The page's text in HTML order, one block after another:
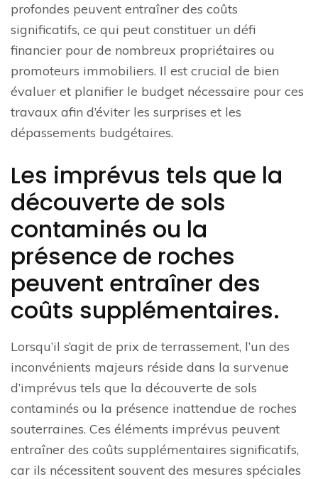
profondes peuvent entraîner des coûts
significatifs, ce qui peut constituer un défi
financier pour de nombreux propriétaires ou
promoteurs immobiliers. Il est crucial de bien
évaluer et planifier le budget nécessaire pour ces
travaux afin d’éviter les surprises et les
dépassements budgétaires.
Les imprévus tels que la
découverte de sols
contaminés ou la
présence de roches
peuvent entraîner des
coûts supplémentaires.
Lorsqu’il s’agit de prix de terrassement, l’un des
inconvénients majeurs réside dans la survenue
d’imprévus tels que la découverte de sols
contaminés ou la présence inattendue de roches
souterraines. Ces éléments imprévus peuvent
entraîner des coûts supplémentaires significatifs,
car ils nécessitent souvent des mesures spéciales